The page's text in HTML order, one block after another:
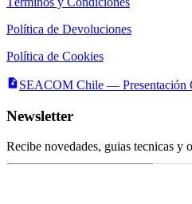
Política de Devoluciones
Política de Cookies
SEACOM Chile — Presentación
Newsletter
Recibe novedades, guias tecnicas y